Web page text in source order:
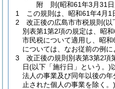
附 則(昭和61年3月31日
1
この規則は、昭和61年4月1
2
改正後の広島市市税規則 (以
別表第1第2項の規定は、昭
市民税について適用し、昭
については、なお従前の例に
3
改正後の規則別表第3第2項
日(以下「施行日」という。)
法人の事業及び同年以後の
止された個人の事業を除く。)